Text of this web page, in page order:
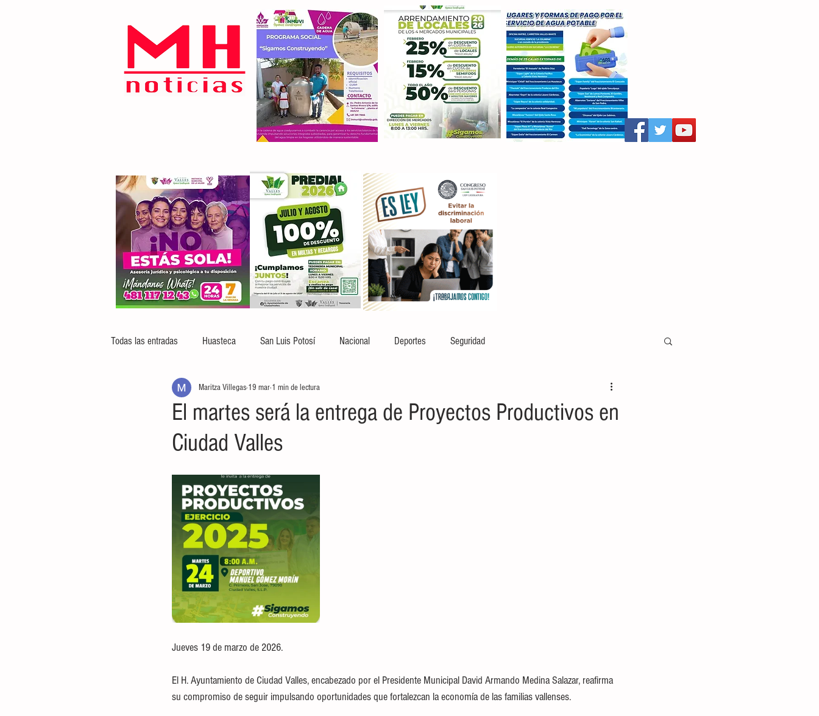
Todas las entradas Huasteca San Luis Potosí Nacional Deportes Seguridad
El martes será la entrega de Proyectos Productivos en
Ciudad Valles
Maritza Villegas 19 mar 1 min de lectura
Jueves 19 de marzo de 2026.
El H. Ayuntamiento de Ciudad Valles, encabezado por el Presidente Municipal David Armando Medina Salazar, reafirma
su compromiso de seguir impulsando oportunidades que fortalezcan la economía de las familias vallenses.